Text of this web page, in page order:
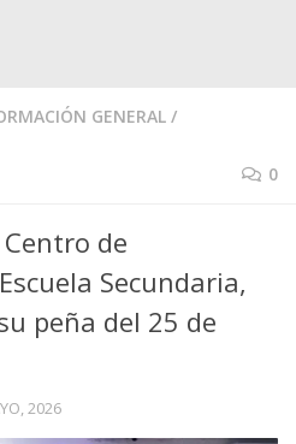
GENERAL /
0
de
Secundaria,
peña del 25 de
2026